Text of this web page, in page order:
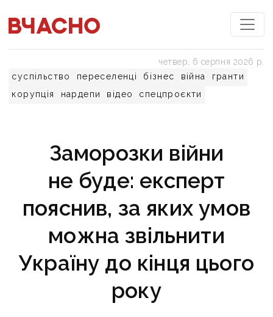
суспільство переселенці бізнес війна
гранти
корупція
нардепи відео спецпроєкти
четвер, 6 серпня 2026 р.
Заморозки війни
не буде: експерт
пояснив, за яких умов
можна звільнити
Україну до кінця цього
року